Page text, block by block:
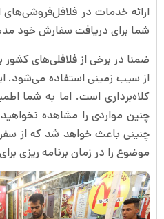
ارائه خدمات در
شما برای دریافت سفارش خود
ضمنا در برخی از فلافلی‌های کشور
از سیب ‌زمینی استفاده می‌شود.
کلاه‌برداری است. اما به شما
چنین مواردی را مشاهده
چنینی باعث خواهد شد که از
موضوع را در زمان برنامه ریزی